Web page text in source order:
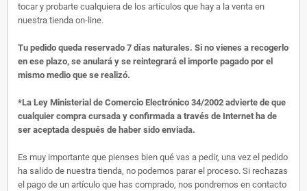
tocar y probarte cualquiera de los artículos que hay a la venta en
nuestra tienda on-line.
Tu pedido queda reservado 7 días naturales. Si no vienes a recogerlo
en ese plazo, se anulará y se reintegrará el importe pagado por el
mismo medio que se realizó.
*La Ley Ministerial de Comercio Electrónico 34/2002 advierte de que
cualquier compra cursada y confirmada a través de Internet ha de
ser aceptada después de haber sido enviada.
Es muy importante que pienses bien qué vas a pedir, una vez el pedido
ha salido de nuestra tienda, no podemos parar el proceso. Si rechazas
el pago de un artículo que has comprado, nos pondremos en contacto